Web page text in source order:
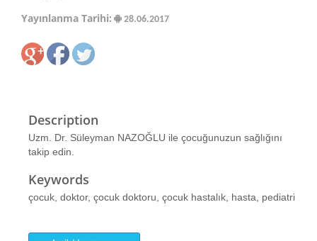
Yayınlanma Tarihi: 28.06.2017
Description
Uzm. Dr. Süleyman NAZOĞLU ile çocuğunuzun sağlığını
takip edin.
Keywords
çocuk, doktor, çocuk doktoru, çocuk hastalık, hasta, pediatri